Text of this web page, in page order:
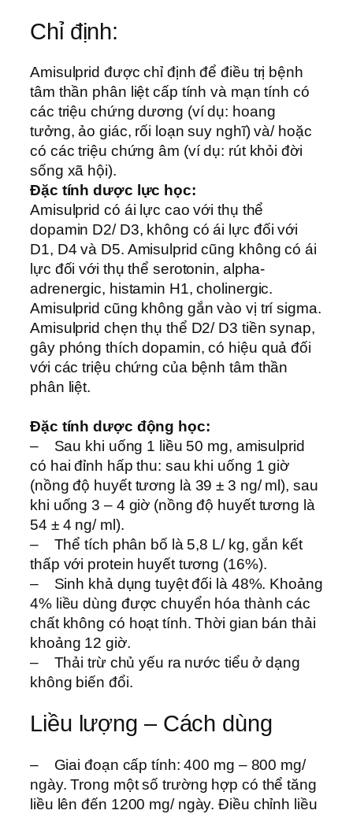
Chỉ định:
Amisulprid được chỉ định để điều trị bệnh
tâm thần phân liệt cấp tính và mạn tính có
các triệu chứng dương (ví dụ: hoang
tưởng, ảo giác, rối loạn suy nghĩ) và/ hoặc
có các triệu chứng âm (ví dụ: rút khỏi đời
sống xã hội).
Đặc tính dược lực học:
Amisulprid có ái lực cao với thụ thể
dopamin D2/ D3, không có ái lực đối với
D1, D4 và D5. Amisulprid cũng không có ái
lực đối với thụ thể serotonin, alpha-
adrenergic, histamin H1, cholinergic.
Amisulprid cũng không gắn vào vị trí sigma.
Amisulprid chẹn thụ thể D2/ D3 tiền synap,
gây phóng thích dopamin, có hiệu quả đối
với các triệu chứng của bệnh tâm thần
phân liệt.
Đặc tính dược động học:
– Sau khi uống 1 liều 50 mg, amisulprid
có hai đỉnh hấp thu: sau khi uống 1 giờ
(nồng độ huyết tương là 39 ± 3 ng/ ml), sau
khi uống 3 – 4 giờ (nồng độ huyết tương là
54 ± 4 ng/ ml).
– Thể tích phân bố là 5,8 L/ kg, gắn kết
thấp với protein huyết tương (16%).
– Sinh khả dụng tuyệt đối là 48%. Khoảng
4% liều dùng được chuyển hóa thành các
chất không có hoạt tính. Thời gian bán thải
khoảng 12 giờ.
– Thải trừ chủ yếu ra nước tiểu ở dạng
không biến đổi.
Liều lượng – Cách dùng
– Giai đoạn cấp tính: 400 mg – 800 mg/
ngày. Trong một số trường hợp có thể tăng
liều lên đến 1200 mg/ ngày. Điều chỉnh liều